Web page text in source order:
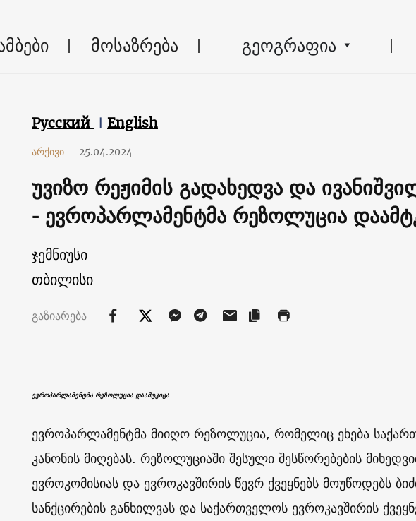
მოსაზრება გეოგრაფია
Русский English
არქივი - 25.04.2024
უვიზო რეჟიმის გადახედვა და
- ევროპარლამენტმა რეზოლუცია
ჯემნიუსი
თბილისი
გაზიარება
ევროპარლამენტმა რეზოლუცია დაამტკიცა
ევროპარლამენტმა მიიღო რეზოლუცია, რომელიც ეხება
კანონის მიღებას. რეზოლუციაში შესული შესწორებების
ევროკომისიას და ევროკავშირის წევრ ქვეყნებს მოუწოდებს
სანქცირების განხილვას და საქართველოს ევროკავშირის